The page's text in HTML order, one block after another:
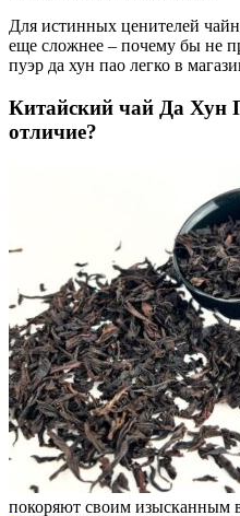
Для истинных ценителей
еще сложнее – почему бы не
пуэр да хун пао легко в
Китайский чай Да Хун
отличие?
покоряют своим изысканным